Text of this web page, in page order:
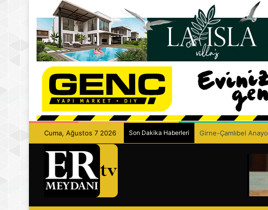
Cuma, Ağustos 7 2026 Son Dakika Haberleri Girne-Çamlıbel